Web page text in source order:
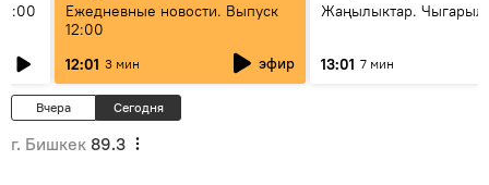
Ежедневные новости. Выпуск
12:00
12:01 3 мин эфир
Жаңылыктар.
13:01 7 мин
Вчера Сегодня
г. Бишкек 89.3